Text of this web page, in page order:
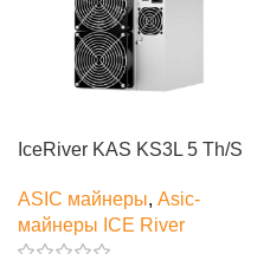
IceRiver KAS KS3L 5 Th/S
ASIC майнеры, Asic-
майнеры ICE River